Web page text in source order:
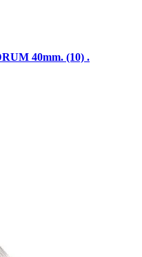
40mm. (10) .